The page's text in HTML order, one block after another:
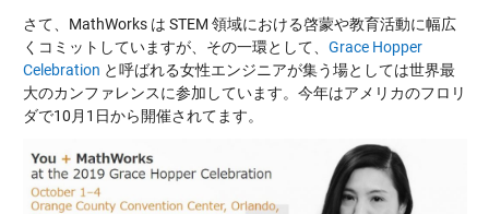
さて、MathWorks は STEM 領域における啓蒙や教育活動に幅広
くコミットしていますが、その一環として、 Grace Hopper
Celebration と呼ばれる女性エンジニアが集う場としては世界最
大のカンファレンスに参加しています。今年はアメリカのフロリ
ダで10月1日から開催されてます。